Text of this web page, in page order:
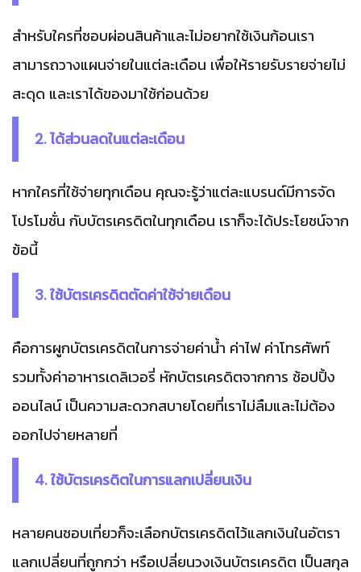
สำหรับใครที่ชอบผ่อนสินค้าและไม่อยากใช้เงินก้อนเรา
สามารถวางแผนจ่ายในแต่ละเดือน เพื่อให้รายรับรายจ่ายไม่
สะดุด และเราได้ของมาใช้ก่อนด้วย
2. ได้ส่วนลดในแต่ละเดือน
หากใครที่ใช้จ่ายทุกเดือน คุณจะรู้ว่าแต่ละแบรนด์มีการจัด
โปรโมชั่น กับบัตรเครดิตในทุกเดือน เราก็จะได้ประโยชน์จาก
ข้อนี้
3. ใช้บัตรเครดิตตัดค่าใช้จ่ายเดือน
คือการผูกบัตรเครดิตในการจ่ายค่าน้ำ ค่าไฟ ค่าโทรศัพท์
รวมทั้งค่าอาหารเดลิเวอรี่ หักบัตรเครดิตจากการ ช้อปปิ้ง
ออนไลน์ เป็นความสะดวกสบายโดยที่เราไม่ลืมและไม่ต้อง
ออกไปจ่ายหลายที่
4. ใช้บัตรเครดิตในการแลกเปลี่ยนเงิน
หลายคนชอบเที่ยวก็จะเลือกบัตรเครดิตไว้แลกเงินในอัตรา
แลกเปลี่ยนที่ถูกกว่า หรือเปลี่ยนวงเงินบัตรเครดิต เป็นสกุล